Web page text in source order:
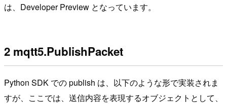
は、Developer Preview となっています。
2 mqtt5.PublishPacket
Python SDK での publish は、以下のような形で実装されま
すが、ここでは、送信内容を表現するオブジェクトとして、